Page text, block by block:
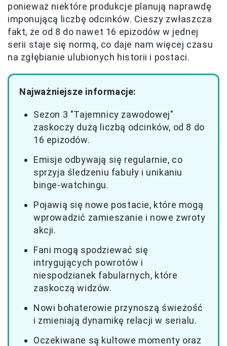
ponieważ niektóre produkcje planują naprawdę
imponującą liczbę odcinków. Cieszy zwłaszcza
fakt, że od 8 do nawet 16 epizodów w jednej
serii staje się normą, co daje nam więcej czasu
na zgłębianie ulubionych historii i postaci.
Najważniejsze informacje:
Sezon 3 "Tajemnicy zawodowej"
zaskoczy dużą liczbą odcinków, od 8 do
16 epizodów.
Emisje odbywają się regularnie, co
sprzyja śledzeniu fabuły i unikaniu
binge-watchingu.
Pojawią się nowe postacie, które mogą
wprowadzić zamieszanie i nowe zwroty
akcji.
Fani mogą spodziewać się
intrygujących powrotów i
niespodzianek fabularnych, które
zaskoczą widzów.
Nowi bohaterowie przynoszą świeżość
i zmieniają dynamikę relacji w serialu.
Oczekiwane są kultowe momenty oraz